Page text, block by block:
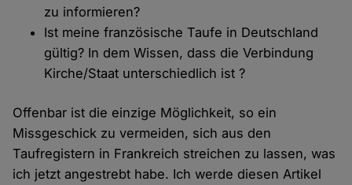
zu informieren?
Ist meine französische Taufe in Deutschland
gültig? In dem Wissen, dass die Verbindung
Kirche/Staat unterschiedlich ist ?
Offenbar ist die einzige Möglichkeit, so ein
Missgeschick zu vermeiden, sich aus den
Taufregistern in Frankreich streichen zu lassen, was
ich jetzt angestrebt habe. Ich werde diesen Artikel